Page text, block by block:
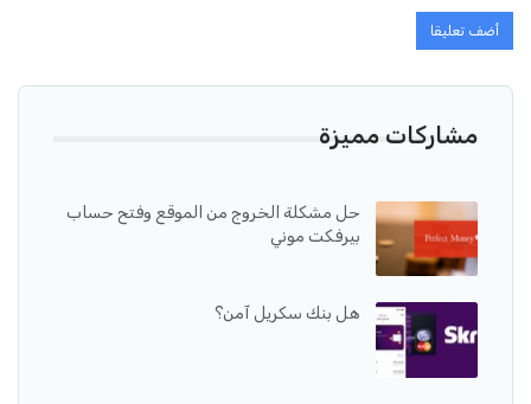
مشاركات مميزة
حل مشكلة الخروج من الموقع وفتح حساب
بيرفكت موني
هل بنك سكريل آمن؟